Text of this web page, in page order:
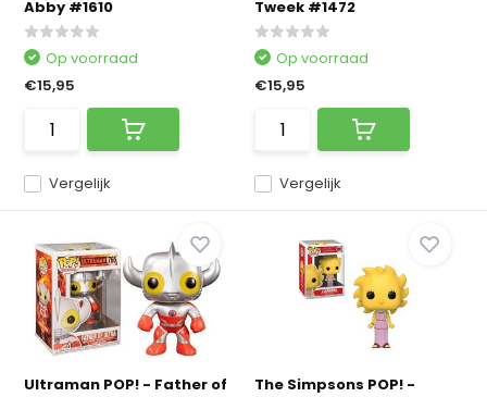
Abby #1610
Vergelijk
Op voorraad
€15,95
Tweek #1472
Vergelijk
Op voorraad
€15,95
Ultraman POP! - Father of
The Simpsons POP! -